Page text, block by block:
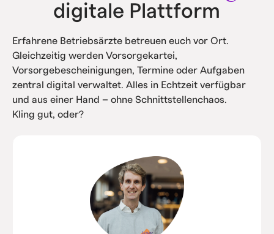
digitale Plattform
Erfahrene Betriebsärzte betreuen euch vor Ort.
Gleichzeitig werden Vorsorgekartei,
Vorsorgebescheinigungen, Termine oder Aufgaben
zentral digital verwaltet. Alles in Echtzeit verfügbar
und aus einer Hand – ohne Schnittstellenchaos.
Kling gut, oder?